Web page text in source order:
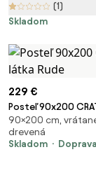
cm
(1)
Skladom
229 €
Posteľ 90x200
Rude
90×200 cm,
drevená
Skladom